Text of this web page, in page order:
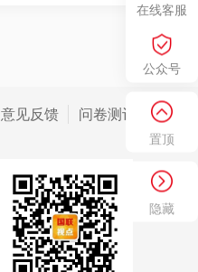
在线客服
公众号
置顶
隐藏
意见反馈 问卷测评